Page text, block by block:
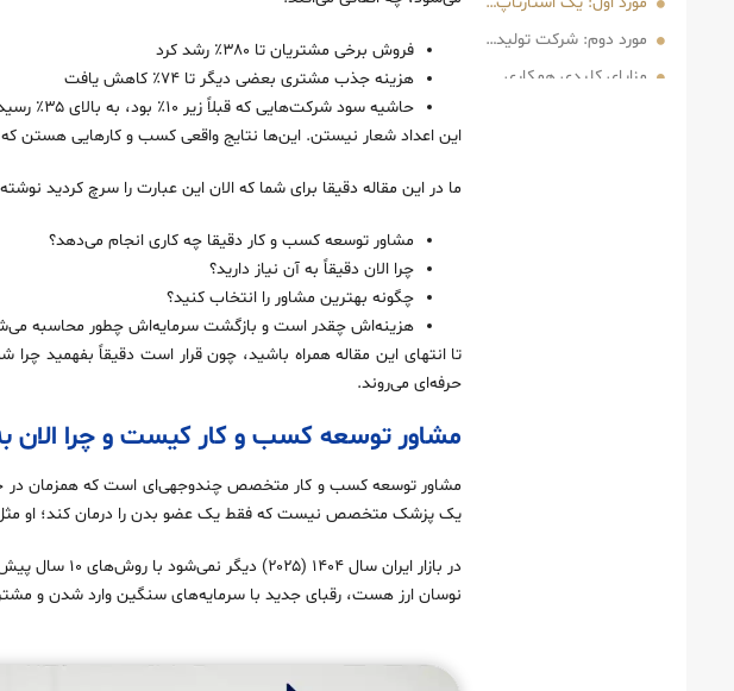
مورد دوم: شرکت تولیدی که بازار صادراتی را فتح کرد
فروش برخی مشتریان تا ۳۸۰٪ رشد کرد
هزینه جذب مشتری بعضی دیگر تا ۷۴٪ کاهش یافت
حاشیه سود شرکت‌هایی که قبلاً زیر ۱۰٪ بود، به بالای ۳۵٪ رسید
این اعداد شعار نیستن. این‌ها نتایج واقعی کسب‌ و کارهایی هستن
ما در این مقاله دقیقا برای شما که الان این عبارت را سرچ کردید
مشاور توسعه کسب و کار دقیقا چه کاری انجام می‌دهد؟
چرا الان دقیقاً به آن نیاز دارید؟
چگونه بهترین مشاور را انتخاب کنید؟
هزینه‌اش چقدر است و بازگشت سرمایه‌اش چطور محاسبه
تا انتهای این مقاله همراه باشید، چون قرار است دقیقاً بفهمید
حرفه‌ای می‌روند.
مشاور توسعه کسب و کار کیست و چرا الان به
مشاور توسعه کسب و کار متخصص چندوجهی‌ای است که همزمان در
یک پزشک متخصص نیست که فقط یک عضو بدن را درمان کند؛ او مثل
در بازار
نوسان ارز هست، رقبای جدید با سرمایه‌های سنگین وارد شدن و